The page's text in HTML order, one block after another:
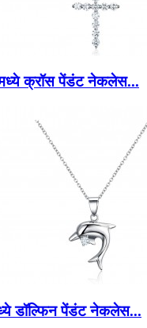
क्रॉस पेंडंट नेकलेस...
डॉल्फिन पेंडंट नेकलेस...